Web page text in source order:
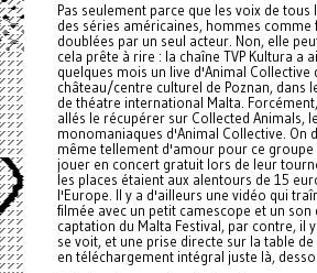
Pas seulement parce que les voix de tous
des séries américaines, hommes comme
doublées par un seul acteur. Non, elle
cela prête à rire : la chaîne TVP Kultura a
quelques mois un live d'Animal Collective
château/centre culturel de Poznan, dans
de théatre international Malta.
allés le récupérer sur Collected Animals,
monomaniaques d'Animal Collective. On
même tellement d'amour pour ce groupe
jouer en concert gratuit lors de leur
les places étaient aux alentours de 15
l'Europe. Il y a d'ailleurs une vidéo qui
filmée avec un petit camescope et un son
captation du Malta Festival, par contre, il
se voit, et une prise directe sur la table
en téléchargement intégral juste là,